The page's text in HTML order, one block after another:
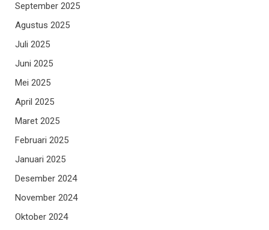
September 2025
Agustus 2025
Juli 2025
Juni 2025
Mei 2025
April 2025
Maret 2025
Februari 2025
Januari 2025
Desember 2024
November 2024
Oktober 2024